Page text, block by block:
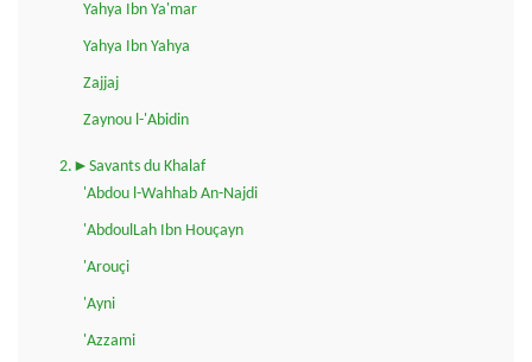
Yahya Ibn Ya'mar
Yahya Ibn Yahya
Zajjaj
Zaynou l-'Abidin
2.►Savants du Khalaf
'Abdou l-Wahhab An-Najdi
'AbdoulLah Ibn Houçayn
'Arouçi
'Ayni
'Azzami